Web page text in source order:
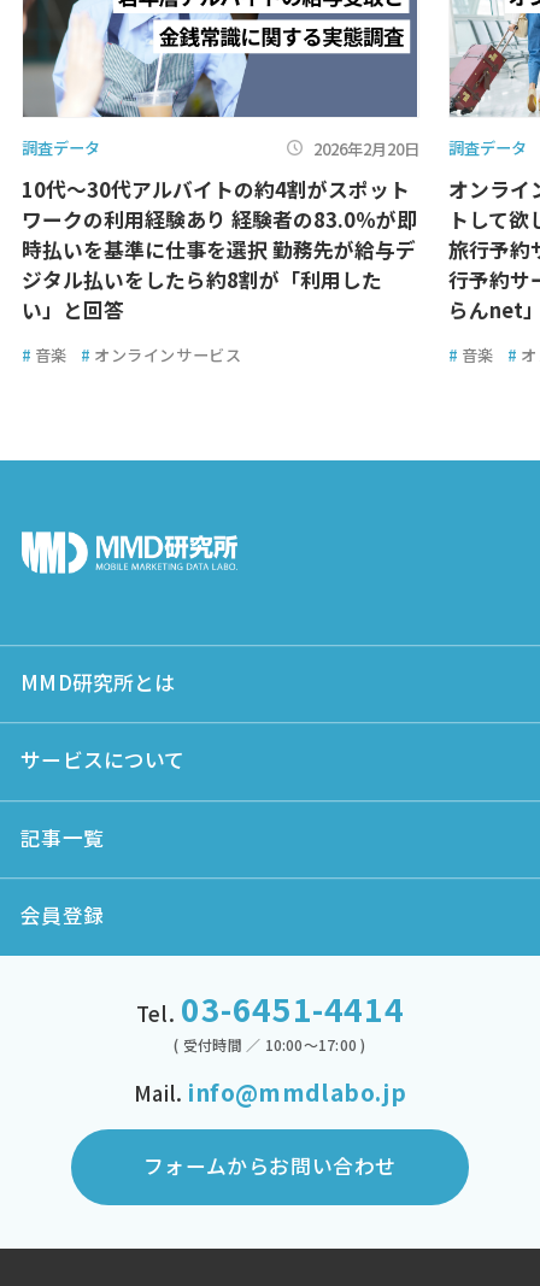
調査データ 2026年2月20日
10代〜30代アルバイトの約4割がスポット
ワークの利用経験あり 経験者の83.0％が即
時払いを基準に仕事を選択 勤務先が給与デ
ジタル払いをしたら約8割が「利用した
い」と回答
# 音楽 # オンラインサービス
調査データ
オンライ
トして
旅行予約
行予約サ
らんnet
# 音楽 #
MMD研究所とは
サービスについて
記事一覧
会員登録
Tel. 03-6451-4414
( 受付時間 ／ 10:00～17:00 )
Mail. info@mmdlabo.jp
フォームからお問い合わせ